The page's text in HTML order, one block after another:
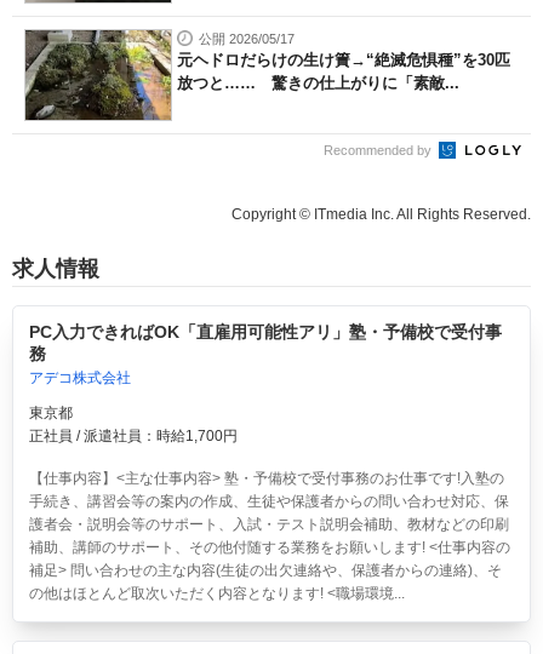
公開 2026/05/17
元ヘドロだらけの生け簀→“絶滅危惧種”を30匹
放つと…… 驚きの仕上がりに「素敵...
Recommended by
Copyright © ITmedia Inc. All Rights Reserved.
求人情報
PC入力できればOK「直雇用可能性アリ」塾・予備校で受付事
務
アデコ株式会社
東京都
正社員 / 派遣社員：時給1,700円
【仕事内容】<主な仕事内容> 塾・予備校で受付事務のお仕事です!入塾の
手続き、講習会等の案内の作成、生徒や保護者からの問い合わせ対応、保
護者会・説明会等のサポート、入試・テスト説明会補助、教材などの印刷
補助、講師のサポート、その他付随する業務をお願いします! <仕事内容の
補足> 問い合わせの主な内容(生徒の出欠連絡や、保護者からの連絡)、そ
の他はほとんど取次いただく内容となります! <職場環境...